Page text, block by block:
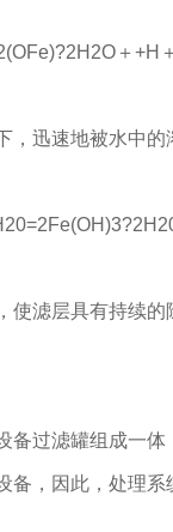
＋+H＋
，迅速地被水中的
滤层具有持续的
备过滤罐组成一体
备，因此，处理系